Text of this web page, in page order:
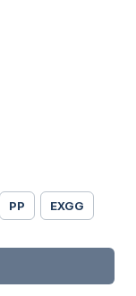
PP EXGG